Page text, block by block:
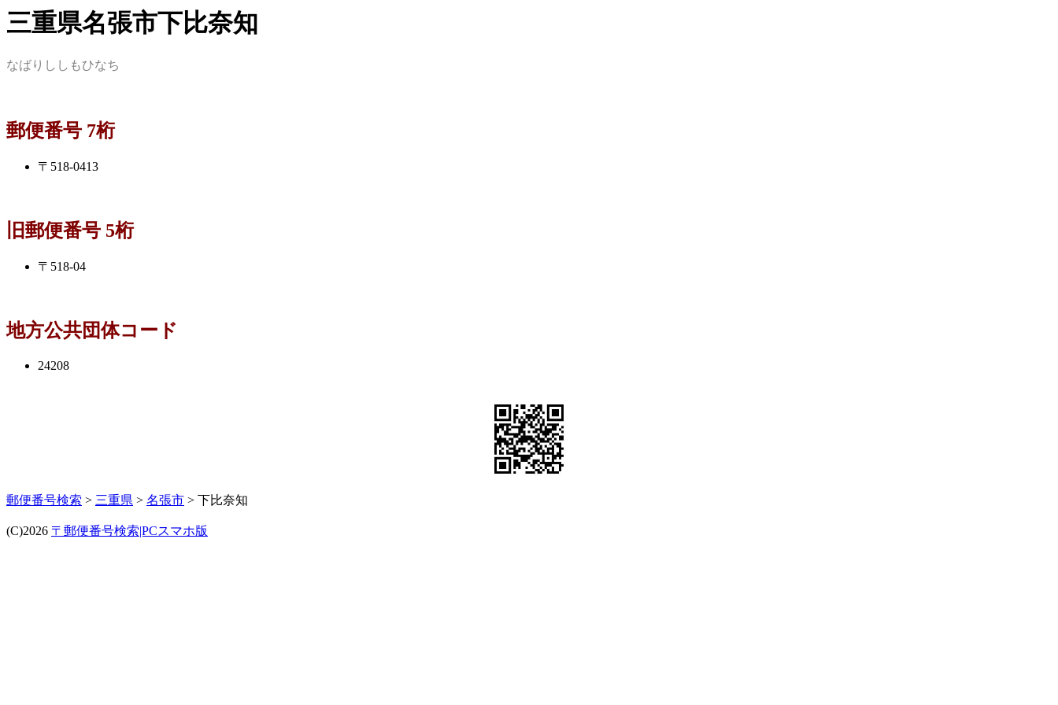
三重県名張市下比奈知
なばりししもひなち
郵便番号 7桁
〒518-0413
旧郵便番号 5桁
〒518-04
地方公共団体コード
24208
郵便番号検索 > 三重県 > 名張市 > 下比奈知
(C)2026 〒郵便番号検索|PCスマホ版